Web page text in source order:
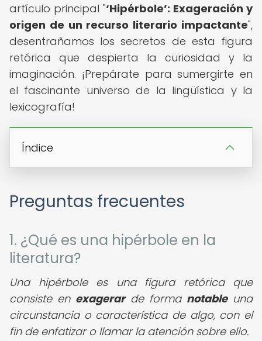
artículo principal "‘Hipérbole’: Exageración y
origen de un recurso literario impactante",
desentrañamos los secretos de esta figura
retórica que despierta la curiosidad y la
imaginación. ¡Prepárate para sumergirte en
el fascinante universo de la lingüística y la
lexicografía!
Índice
Preguntas frecuentes
1. ¿Qué es una hipérbole en la
literatura?
Una hipérbole es una figura retórica que
consiste en exagerarde forma notableuna
circunstancia o característica de algo, con el
fin de enfatizar o llamar la atención sobre ello.